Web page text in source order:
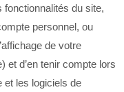
fonctionnalités du site,
personnel, ou
de votre
et d’en tenir compte lors
et les logiciels de